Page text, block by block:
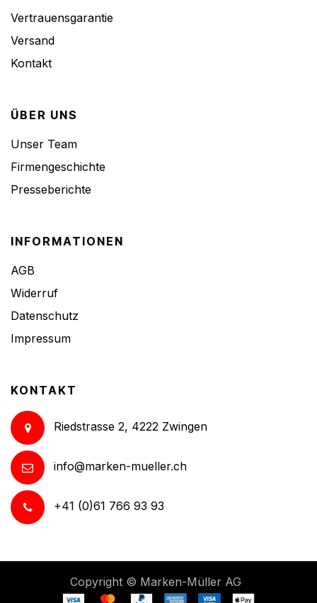
Vertrauensgarantie
Versand
Kontakt
ÜBER UNS
Unser Team
Firmengeschichte
Presseberichte
INFORMATIONEN
AGB
Widerruf
Datenschutz
Impressum
KONTAKT
Riedstrasse 2, 4222 Zwingen
info@marken-mueller.ch
+41 (0)61 766 93 93
Copyright © Marken-Müller AG